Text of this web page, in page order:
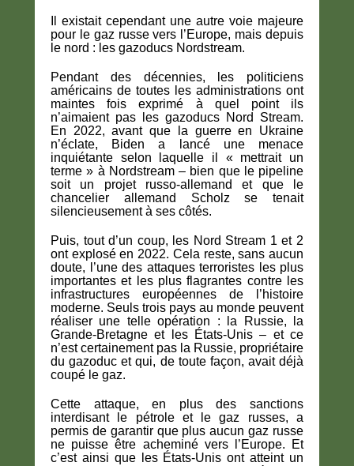
Il existait cependant une autre voie majeure
pour le gaz russe vers l’Europe, mais depuis
le nord : les gazoducs Nordstream.
Pendant des décennies, les politiciens
américains de toutes les administrations ont
maintes fois exprimé à quel point ils
n’aimaient pas les gazoducs Nord Stream.
En 2022, avant que la guerre en Ukraine
n’éclate, Biden a lancé une menace
inquiétante selon laquelle il « mettrait un
terme » à Nordstream – bien que le pipeline
soit un projet russo-allemand et que le
chancelier allemand Scholz se tenait
silencieusement à ses côtés.
Puis, tout d’un coup, les Nord Stream 1 et 2
ont explosé en 2022. Cela reste, sans aucun
doute, l’une des attaques terroristes les plus
importantes et les plus flagrantes contre les
infrastructures européennes de l’histoire
moderne. Seuls trois pays au monde peuvent
réaliser une telle opération : la Russie, la
Grande-Bretagne et les États-Unis – et ce
n’est certainement pas la Russie, propriétaire
du gazoduc et qui, de toute façon, avait déjà
coupé le gaz.
Cette attaque, en plus des sanctions
interdisant le pétrole et le gaz russes, a
permis de garantir que plus aucun gaz russe
ne puisse être acheminé vers l’Europe. Et
c’est ainsi que les États-Unis ont atteint un